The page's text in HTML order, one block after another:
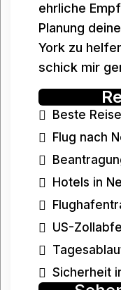
ehrliche
Planung
York zu
schick mir
Beste
Flug nach
Hotels in
US-
Sicherheit